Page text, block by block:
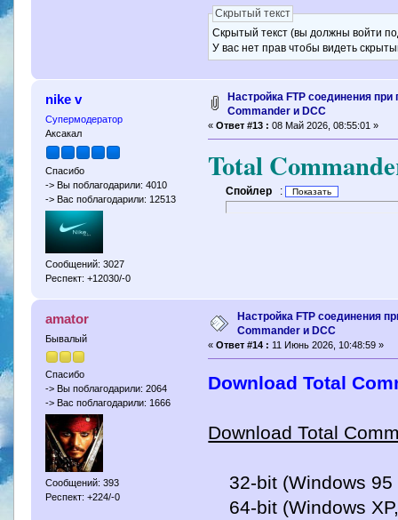
Скрытый текст
Скрытый текст (вы должны войти
У вас нет прав чтобы видеть
nike v
Супермодератор
Аксакал
Спасибо
-> Вы поблагодарили: 4010
-> Вас поблагодарили: 12513
Сообщений: 3027
Респект: +12030/-0
Настройка FTP соединения
Commander и DCC
«Ответ #13 : 08 Май 2026, 08:55:01 »
Total
Спойлер :
amator
Бывалый
Спасибо
-> Вы поблагодарили: 2064
-> Вас поблагодарили: 1666
Сообщений: 393
Респект: +224/-0
Настройка FTP соединения
Commander и DCC
«Ответ #14 : 11 Июнь 2026, 10:48:59 »
Download Total
Download Total
32-bit (Windows 95
64-bit (Windows